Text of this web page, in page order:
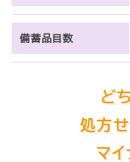
備蓄品目数
ど
処方せ
マ